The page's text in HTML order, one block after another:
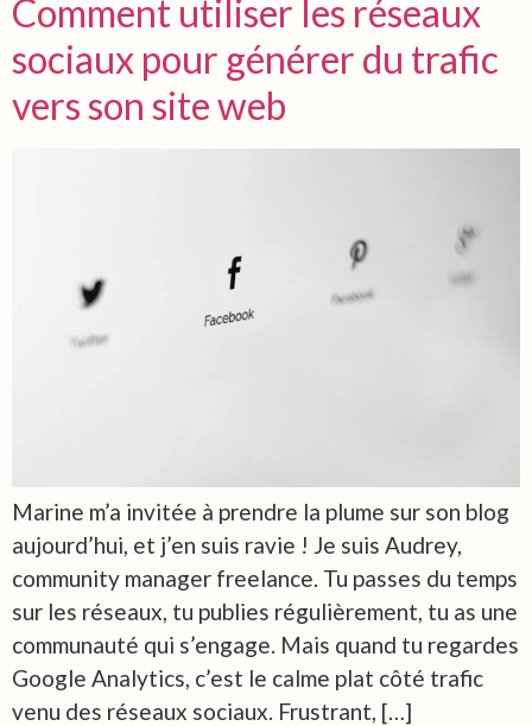
Comment utiliser les réseaux
sociaux pour générer du trafic
vers son site web
Marine m’a invitée à prendre la plume sur son blog
aujourd’hui, et j’en suis ravie ! Je suis Audrey,
community manager freelance. Tu passes du temps
sur les réseaux, tu publies régulièrement, tu as une
communauté qui s’engage. Mais quand tu regardes
Google Analytics, c’est le calme plat côté trafic
venu des réseaux sociaux. Frustrant, […]